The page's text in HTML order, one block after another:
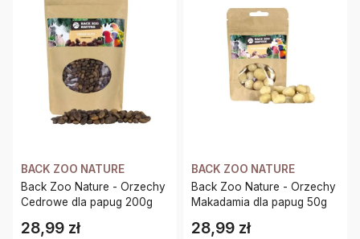
BACK ZOO NATURE
Back Zoo Nature - Orzechy
Cedrowe dla papug 200g
Cena
28,99 zł
BACK ZOO NATURE
Back Zoo Nature - Orzechy
Makadamia dla papug 50g
Cena
28,99 zł